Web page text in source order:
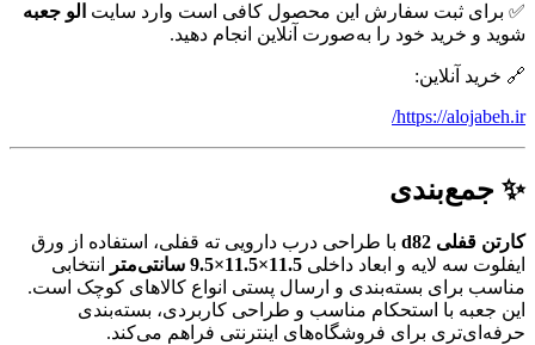
✅ برای ثبت سفارش این محصول کافی است وارد سایت الو جعبه
شوید و خرید خود را به‌صورت آنلاین انجام دهید.
🔗 خرید آنلاین:
https://alojabeh.ir/
✨ جمع‌بندی
کارتن قفلی d82
با طراحی درب دارویی ته قفلی، استفاده از ورق
ایفلوت سه لایه و ابعاد داخلی 11.5×11.5×9.5 سانتی‌متر
انتخابی
مناسب برای بسته‌بندی و ارسال پستی انواع کالاهای کوچک است.
این جعبه با استحکام مناسب و طراحی کاربردی، بسته‌بندی
حرفه‌ای‌تری برای فروشگاه‌های اینترنتی فراهم می‌کند.